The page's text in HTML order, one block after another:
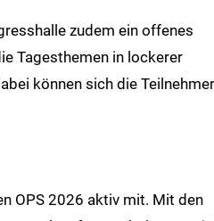
zudem ein offenes
Tagesthemen in lockerer
können sich die Teilnehmer
OPS 2026 aktiv mit. Mit den